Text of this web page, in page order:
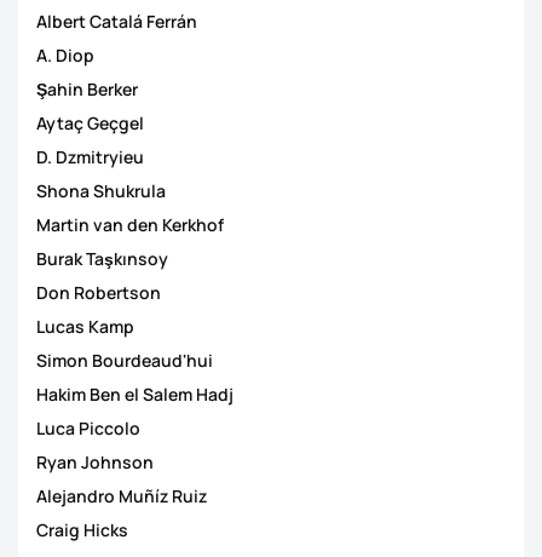
Albert Catalá Ferrán
A. Diop
Şahin Berker
Aytaç Geçgel
D. Dzmitryieu
Shona Shukrula
Martin van den Kerkhof
Burak Taşkınsoy
Don Robertson
Lucas Kamp
Simon Bourdeaud'hui
Hakim Ben el Salem Hadj
Luca Piccolo
Ryan Johnson
Alejandro Muñíz Ruiz
Craig Hicks